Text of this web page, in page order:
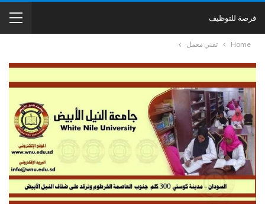
فرصة للتوظيف
Home تقني معمل